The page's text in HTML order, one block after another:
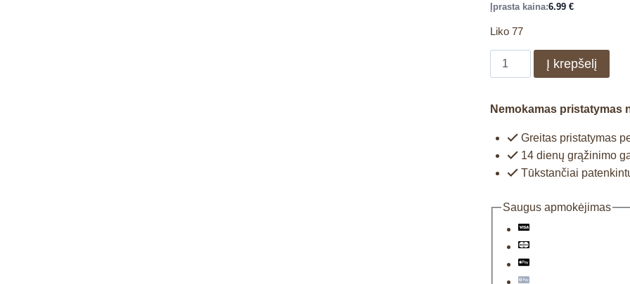
Įprasta kaina:6.99 €
Liko 77
Į krepšelį
Nemokamas pristatymas
Greitas pristatymas
14 dienų grąžinimo
Tūkstančiai
Saugus apmokėjimas